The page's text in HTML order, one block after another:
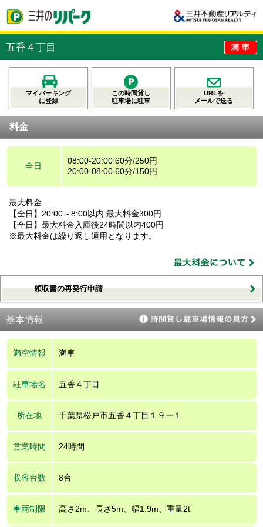
五香４丁目
マイパーキング
に登録
この時間貸し
駐車場に駐車
URLを
メールで送る
料金
全日
08:00-20:00 60分/250円
20:00-08:00 60分/150円
最大料金
【全日】20:00～8:00以内 最大料金300円
【全日】最大料金入庫後24時間以内400円
※最大料金は繰り返し適用となります。
領収書の再発行申請
基本情報
満空情報 満車
駐車場名 五香４丁目
所在地 千葉県松戸市五香４丁目１９ー１
営業時間 24時間
収容台数 8台
車両制限 高さ2m、長さ5m、幅1.9m、重量2t